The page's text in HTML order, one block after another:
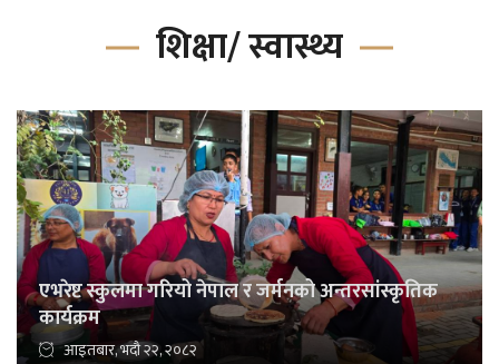
शिक्षा/ स्वास्थ्य
एभरेष्ट स्कुलमा गरियो नेपाल र जर्मनको अन्तरसांस्कृतिक
कार्यक्रम
आइतबार, भदौ २२, २०८२